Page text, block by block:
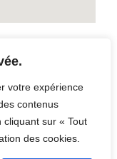
votre expérience
contenus
cliquant sur « Tout
des cookies.
1N1